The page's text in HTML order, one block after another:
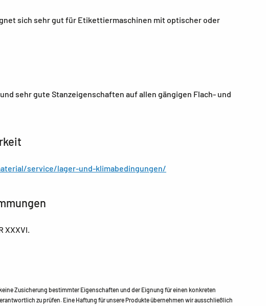
sich sehr gut für Etikettiermaschinen mit optischer oder
sehr gute Stanzeigenschaften auf allen gängigen Flach- und
service/lager-und-klimabedingungen/
XXXVI.
Zusicherung bestimmter Eigenschaften und der Eignung für einen konkreten
zu prüfen. Eine Haftung für unsere Produkte übernehmen wir ausschließlich